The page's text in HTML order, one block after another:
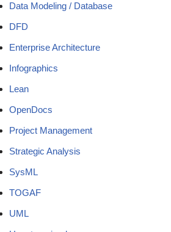
Data Modeling / Database
DFD
Enterprise Architecture
Infographics
Lean
OpenDocs
Project Management
Strategic Analysis
SysML
TOGAF
UML